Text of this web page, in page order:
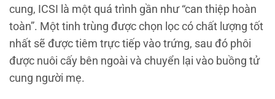
cung, ICSI là một quá trình gần như “can thiệp hoàn
toàn”. Một tinh trùng được chọn lọc có chất lượng tốt
nhất sẽ được tiêm trực tiếp vào trứng, sau đó phôi
được nuôi cấy bên ngoài và chuyển lại vào buồng tử
cung người mẹ.